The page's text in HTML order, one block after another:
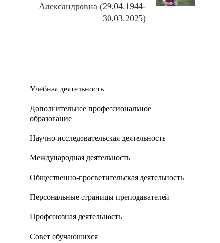
Александровна (29.04.1944-
30.03.2025)
Учебная деятельность
Дополнительное профессиональное
образование
Научно-исследовательская деятельность
Международная деятельность
Общественно-просветительская деятельность
Персональные страницы преподавателей
Профсоюзная деятельность
Совет обучающихся